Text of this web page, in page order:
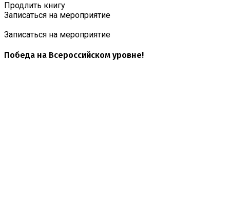
Продлить книгу
Записаться на мероприятие
Записаться на мероприятие
Победа на Всероссийском уровне!